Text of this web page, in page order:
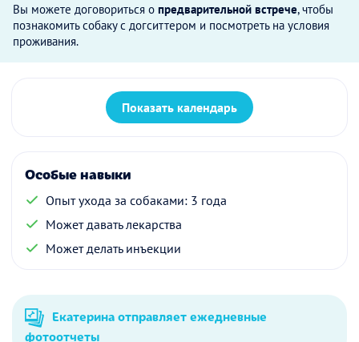
Вы можете договориться о предварительной встрече, чтобы
познакомить собаку с догситтером и посмотреть на условия
проживания.
Показать календарь
Особые навыки
Опыт ухода за собаками: 3 года
Может давать лекарства
Может делать инъекции
Екатерина отправляет ежедневные
фотоотчеты